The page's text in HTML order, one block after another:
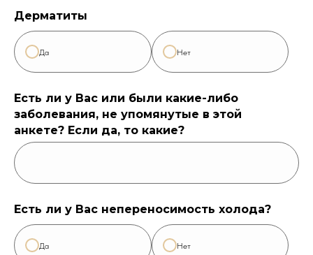
Дерматиты
Да Нет
Есть ли у Вас или были какие-либо
заболевания, не упомянутые в этой
анкете? Если да, то какие?
Есть ли у Вас непереносимость холода?
Да Нет